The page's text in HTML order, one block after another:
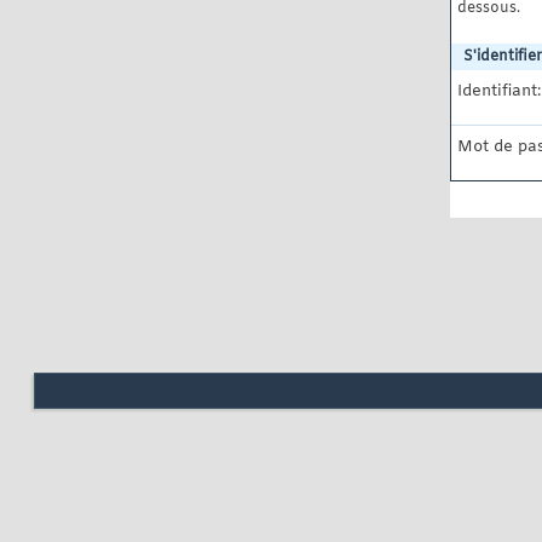
dessous.
S'identifier
Identifiant:
Mot de